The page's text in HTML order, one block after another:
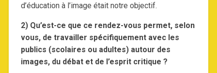
d’éducation à l’image était notre objectif.
2) Qu’est-ce que ce rendez-vous permet, selon
vous, de travailler spécifiquement avec les
publics (scolaires ou adultes) autour des
images, du débat et de l’esprit critique ?